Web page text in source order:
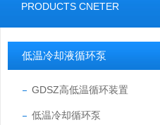
PRODUCTS CNETER
低温冷却液循环泵
GDSZ高低温循环装置
低温冷却循环泵